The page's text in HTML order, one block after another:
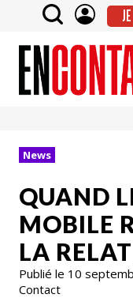
News
QUAND
MOBILE
LA
Publié le 10
Contact